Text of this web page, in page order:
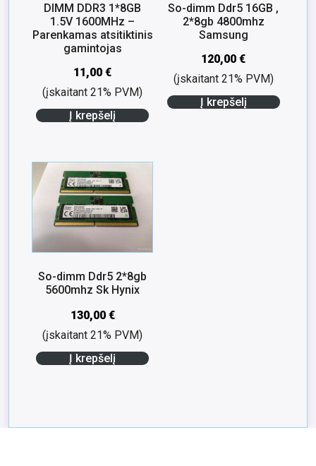
DIMM DDR3 1*8GB
1.5V 1600MHz –
Parenkamas atsitiktinis
gamintojas
11,00€
(įskaitant 21% PVM)
Į krepšelį
So-dimm Ddr5 16GB ,
2*8gb 4800mhz
Samsung
120,00€
(įskaitant 21% PVM)
Į krepšelį
So-dimm Ddr5 2*8gb
5600mhz Sk Hynix
130,00 €
(įskaitant 21% PVM)
Į krepšelį